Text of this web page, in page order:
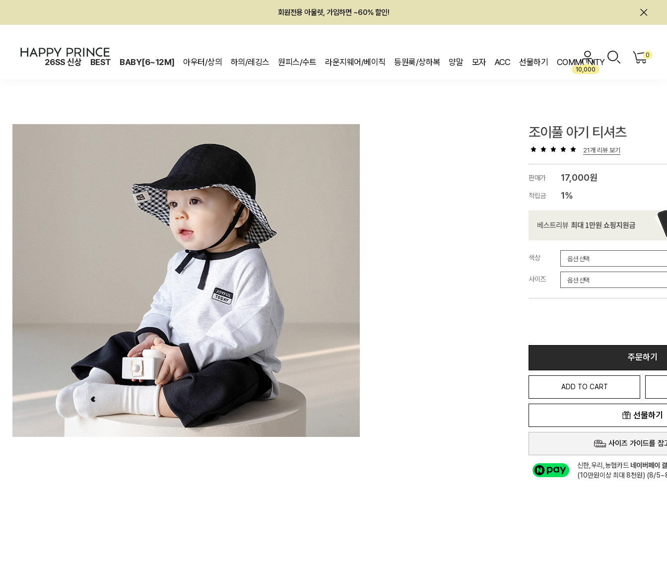
회원전용 아울렛, 가입하면 ~60% 할인!
26SS 신상 BEST BABY[6~12M] 아우터/상의 하의/레깅스 원피스/수트 라운지웨어/베이직 등원룩/상하복 양말 모자 ACC 선물하기 COMMUNITY
10,000
0
조이풀 아기 티셔츠
21개 리뷰 보기
판매가 17,000원
적립금 1%
색상
사이즈
주문하기
ADD TO CART
선물하기
사이즈 가이드를 참
신한,우리,농협카드 네이버페이
(10만원이상 최대 8천원) (8/